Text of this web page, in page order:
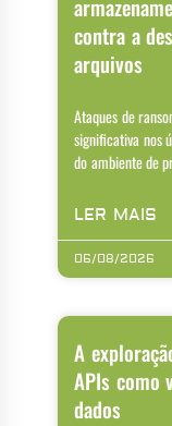
contra a
arquivos
Ataques de
significativa nos
do ambiente de
LER MAIS
06/08/2026
A
APIs como
dados